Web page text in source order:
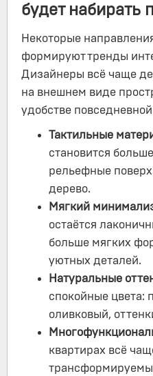
будет набирать
Некоторые
формируют тренды
Дизайнеры всё чаще
на внешнем виде
удобстве
Тактильные
становится
рельефные
дерево.
Мягкий
остаётся
больше мягких
уютных деталей.
Натуральные
спокойные цвета:
оливковый,
квартирах всё